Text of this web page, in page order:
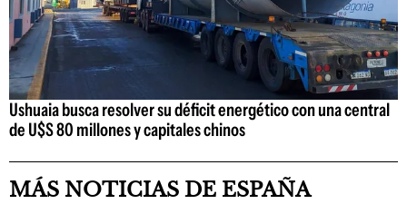
Ushuaia busca resolver su déficit energético con una central
de U$S 80 millones y capitales chinos
MÁS NOTICIAS DE ESPAÑA